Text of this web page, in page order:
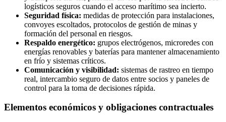
logísticos seguros cuando el acceso marítimo sea incierto.
Seguridad física: medidas de protección para instalaciones,
convoyes escoltados, protocolos de gestión de minas y
formación del personal en riesgos.
Respaldo energético: grupos electrógenos, microredes con
energías renovables y baterías para mantener almacenamiento
en frío y sistemas críticos.
Comunicación y visibilidad: sistemas de rastreo en tiempo
real, intercambio seguro de datos entre socios y paneles de
control para la toma de decisiones rápida.
Elementos económicos y obligaciones contractuales